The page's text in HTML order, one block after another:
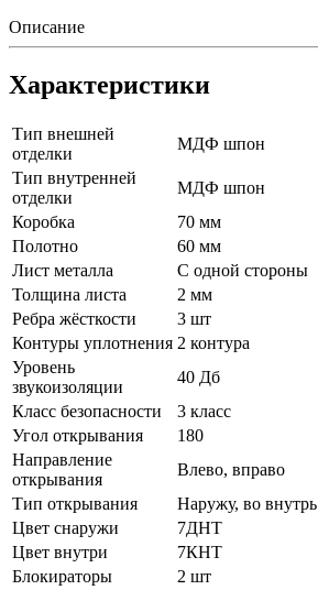
Описание
Характеристики
Тип внешней
отделки
МДФ шпон
Тип внутренней
отделки
МДФ шпон
Коробка
70 мм
Полотно
60 мм
Лист металла
С одной стороны
Толщина листа
2 мм
Ребра жёсткости
3 шт
Контуры уплотнения 2 контура
Уровень
звукоизоляции
40 Дб
Класс безопасности
3 класс
Угол открывания
180
Направление
открывания
Влево, вправо
Тип открывания
Наружу, во внутрь
Цвет снаружи
7ДНТ
Цвет внутри
7КНТ
Блокираторы
2 шт